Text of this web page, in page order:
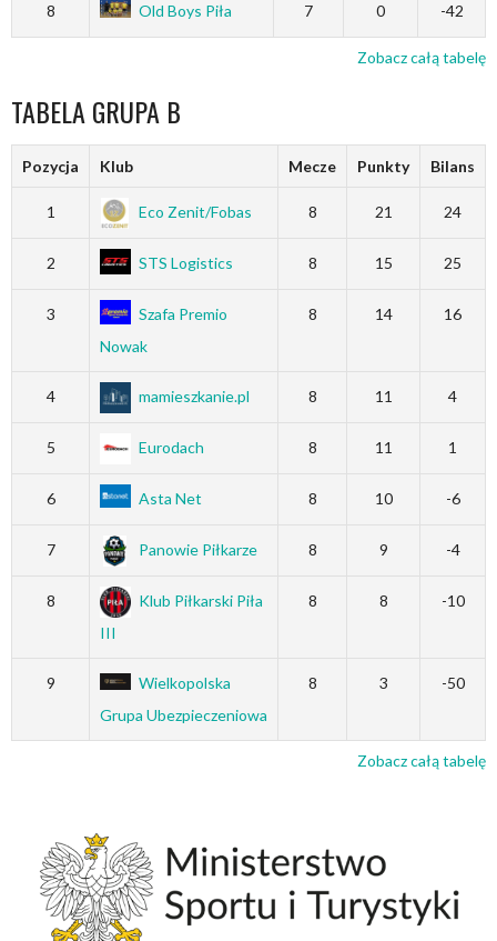
8 Old Boys Piła 7 0 -42
Zobacz całą tabelę
TABELA GRUPA B
Pozycja Klub Mecze Punkty Bilans
1 Eco Zenit/Fobas 8 21 24
2 STS Logistics 8 15 25
3
Szafa Premio
Nowak
8 14 16
4 mamieszkanie.pl 8 11 4
5 Eurodach 8 11 1
6 Asta Net 8 10 -6
7 Panowie Piłkarze 8 9 -4
8
Klub Piłkarski Piła
III
8 8 -10
9
Wielkopolska
Grupa Ubezpieczeniowa
8 3 -50
Zobacz całą tabelę